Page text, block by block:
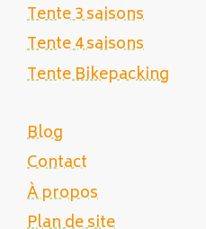
Tente 3 saisons
Tente 4 saisons
Tente Bikepacking
Blog
Contact
À propos